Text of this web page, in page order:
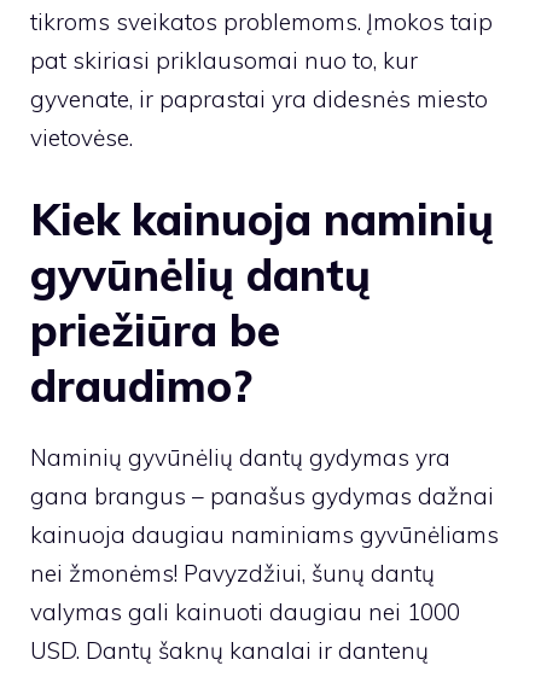
tikroms sveikatos problemoms. Įmokos taip
pat skiriasi priklausomai nuo to, kur
gyvenate, ir paprastai yra didesnės miesto
vietovėse.
Kiek kainuoja naminių
gyvūnėlių dantų
priežiūra be
draudimo?
Naminių gyvūnėlių dantų gydymas yra
gana brangus – panašus gydymas dažnai
kainuoja daugiau naminiams gyvūnėliams
nei žmonėms! Pavyzdžiui, šunų dantų
valymas gali kainuoti daugiau nei 1000
USD. Dantų šaknų kanalai ir dantenų